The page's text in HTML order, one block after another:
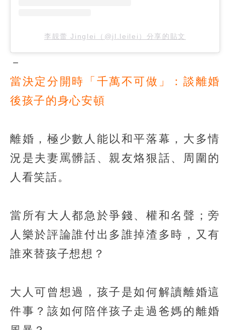
李靚蕾 Jinglei（@jl.leilei）分享的貼文
－
當決定分開時「千萬不可做」：談離婚
後孩子的身心安頓
離婚，極少數人能以和平落幕，大多情
況是夫妻罵髒話、親友烙狠話、周圍的
人看笑話。
當所有大人都急於爭錢、權和名聲；旁
人樂於評論誰付出多誰掉渣多時，又有
誰來替孩子想想？
大人可曾想過，孩子是如何解讀離婚這
件事？該如何陪伴孩子走過爸媽的離婚